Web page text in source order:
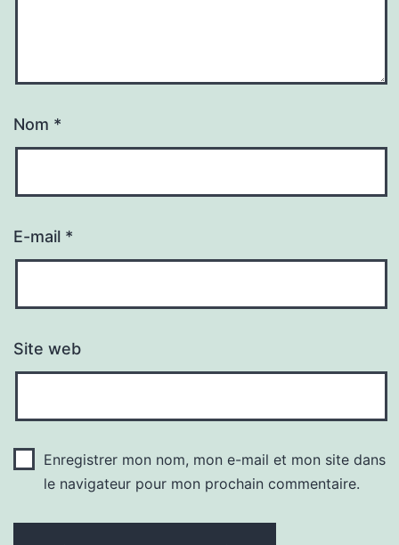
Nom *
E-mail *
Site web
Enregistrer mon nom, mon e-mail et mon site dans
le navigateur pour mon prochain commentaire.